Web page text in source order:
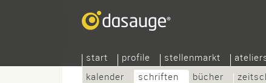
start profile stellenmarkt
kalender
schriften bücher